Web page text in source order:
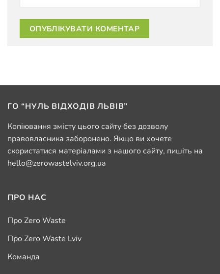
ГО “НУЛЬ ВІДХОДІВ ЛЬВІВ”
Копіювання змісту цього сайту без дозволу
правовласника заборонено. Якщо ви хочете
скористатися матеріалами з нашого сайту, пишіть на
hello@zerowastelviv.org.ua
ПРО НАС
Про Zero Waste
Про Zero Waste Lviv
Команда